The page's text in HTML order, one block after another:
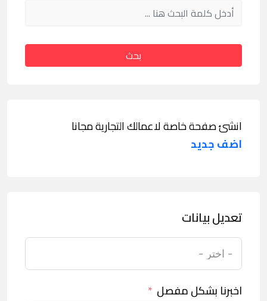
بحث
انشئ صفحة خاصة لاعمالك التجارية مجانا
اضف جديد
تعديل بيانات
اخبرنا بشكل مفصل